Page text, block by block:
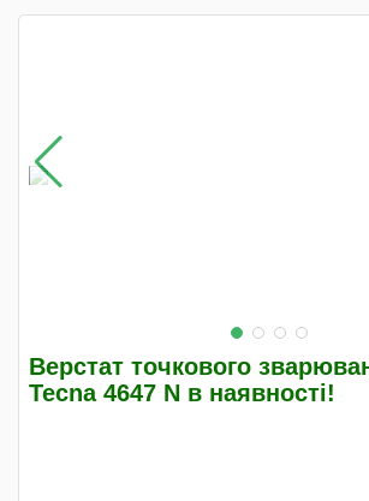
Верстат точкового
Tecna 4647 N в наявності!